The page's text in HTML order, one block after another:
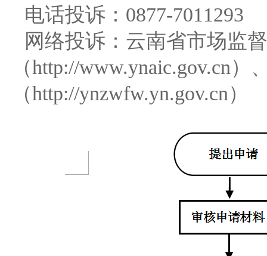
电话投诉： 0877-7011293
网络投诉： 云南省市场监
（http://www.ynaic.gov.cn）
（http://ynzwfw.yn.gov.cn）